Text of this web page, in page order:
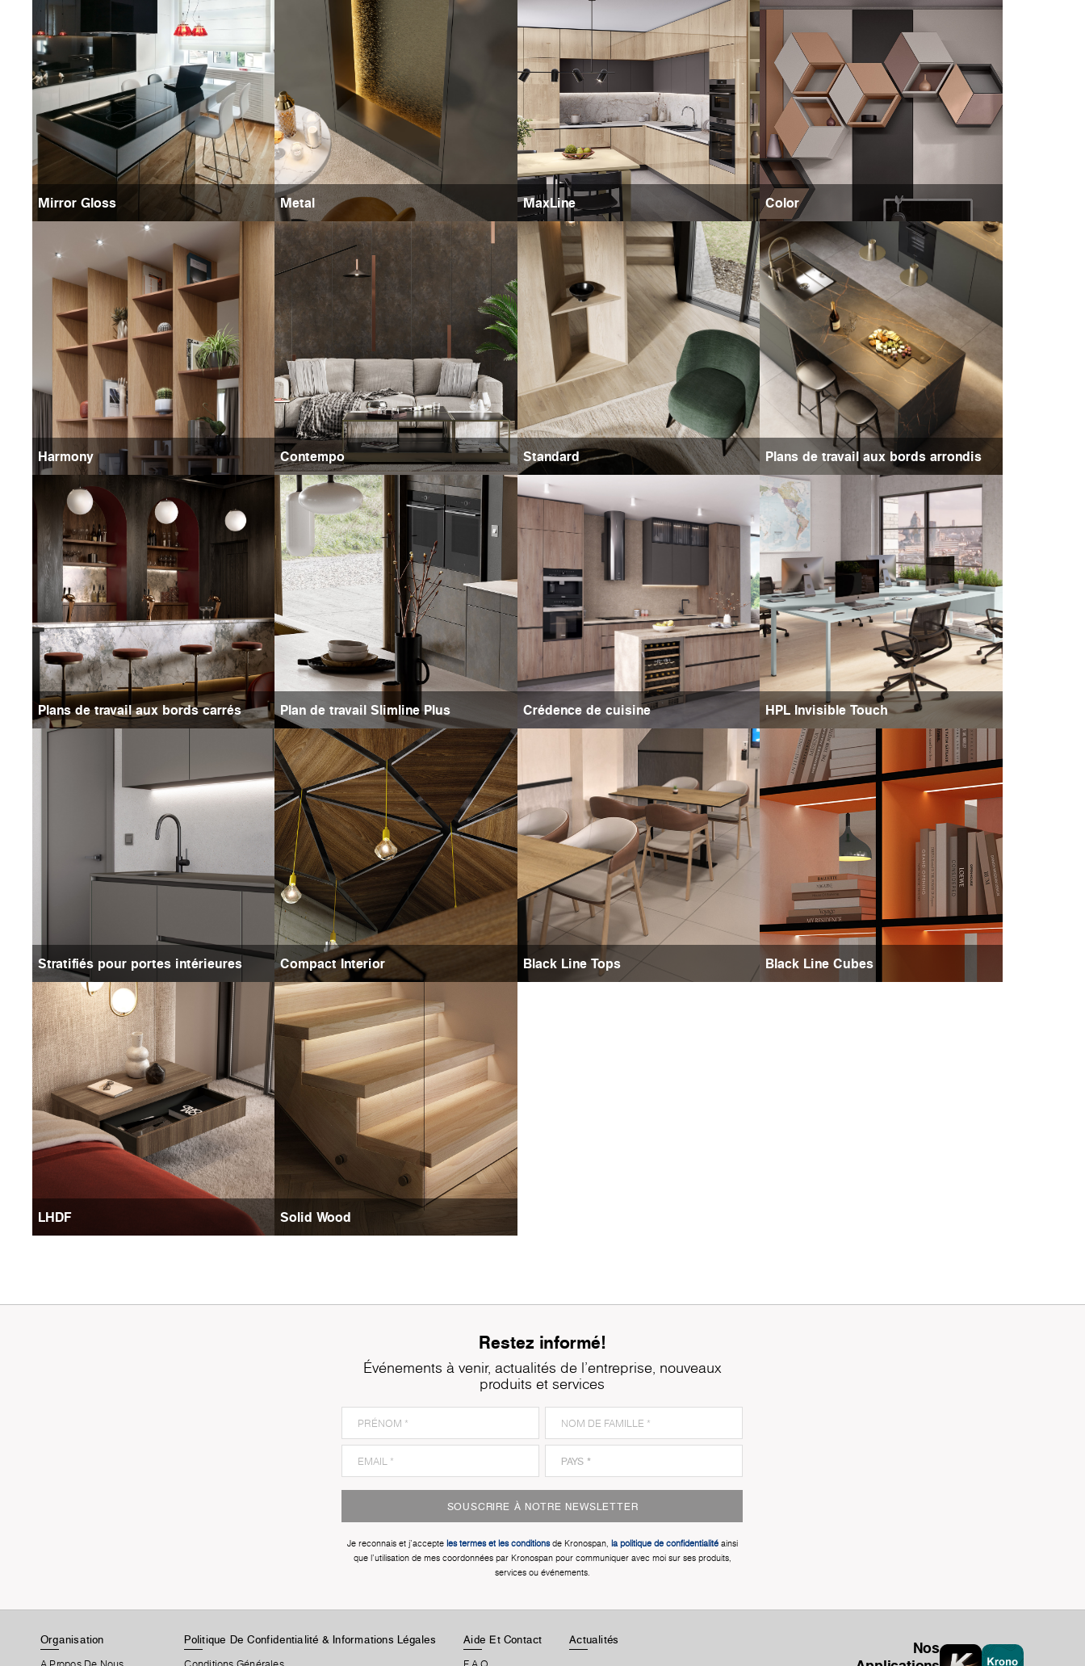
Mirror Gloss Metal MaxLine Color
Harmony Contempo Standard Plans de travail aux bords arrondis
Plans de travail aux bords carrés Plan de travail Slimline Plus Crédence de cuisine HPL Invisible Touch
Stratifiés pour portes intérieures Compact Interior Black Line Tops Black Line Cubes
LHDF Solid Wood
Restez informé!
Événements à venir, actualités de l'entreprise, nouveaux
produits et services
SOUSCRIRE À NOTRE NEWSLETTER
Je reconnais et j'accepte les termes et les conditionsde Kronospan, la politique de confidentialitéainsi
que l'utilisation de mes coordonnées par Kronospan pour communiquer avec moi sur ses produits,
services ou événements.
Organisation Politique De Confidentialité & Informations Légales Aide Et Contact Actualités
Nos